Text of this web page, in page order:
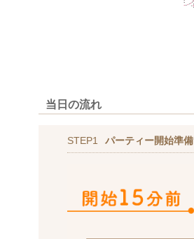
当日の流れ
STEP1 パーティー開始準備